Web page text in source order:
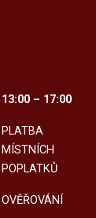
13:00 – 17:00
PLATBA
MÍSTNÍCH
POPLATKŮ
OVĚŘOVÁNÍ